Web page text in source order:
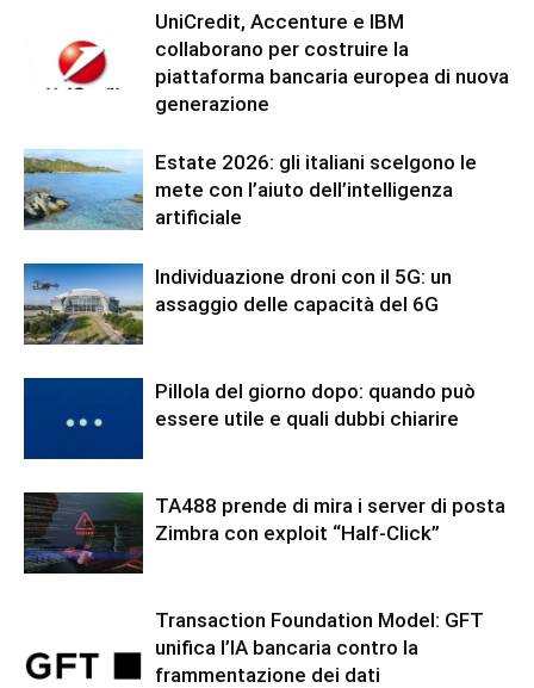
UniCredit, Accenture e IBM
collaborano per costruire la
piattaforma bancaria europea di nuova
generazione
Estate 2026: gli italiani scelgono le
mete con l’aiuto dell’intelligenza
artificiale
Individuazione droni con il 5G: un
assaggio delle capacità del 6G
Pillola del giorno dopo: quando può
essere utile e quali dubbi chiarire
TA488 prende di mira i server di posta
Zimbra con exploit “Half-Click”
Transaction Foundation Model: GFT
unifica l’IA bancaria contro la
frammentazione dei dati